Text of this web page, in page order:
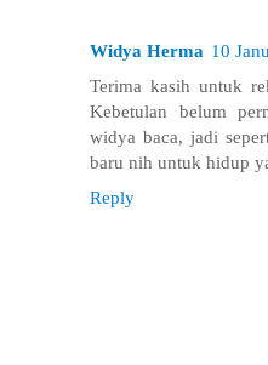
Widya Herma 10
Terima kasih untuk
Kebetulan belum
widya baca, jadi
baru nih untuk hidup
Reply